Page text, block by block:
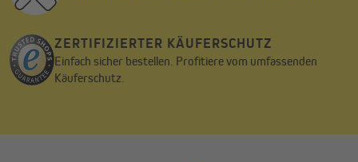
ZERTIFIZIERTER KÄUFERSCHUTZ
Einfach sicher bestellen. Profitiere vom umfassenden
Käuferschutz.